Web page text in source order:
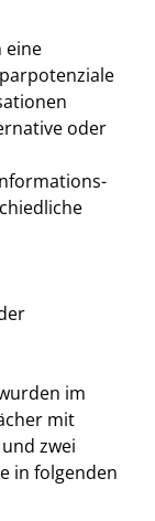
eine
oder
im
mit
zwei
in folgenden